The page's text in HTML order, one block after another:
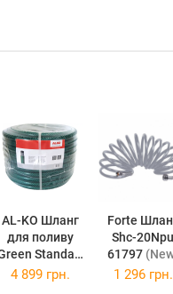
AL-KO Шланг
для поливу
Standart
Forte
Shc-20Npu
61797
4 899 грн. 1 296 грн.